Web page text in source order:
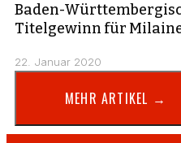
Baden-
Titelgewinn für
22. Januar 2020
MEHR ARTIKEL →